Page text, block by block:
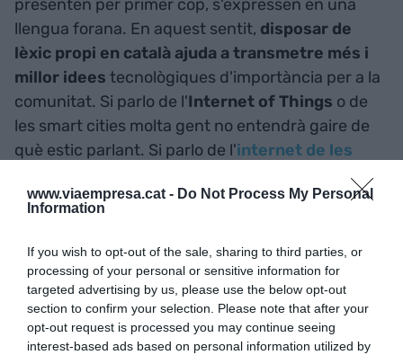
www.viaempresa.cat - Do Not Process My Personal
Information
If you wish to opt-out of the sale, sharing to third parties, or
processing of your personal or sensitive information for
targeted advertising by us, please use the below opt-out
section to confirm your selection. Please note that after your
opt-out request is processed you may continue seeing
interest-based ads based on personal information utilized by
presenten per primer cop, s'expressen en una
llengua forana. En aquest sentit, disposar de
lèxic propi en català ajuda a transmetre més i
millor idees tecnològiques d'importància per a la
comunitat. Si parlo de l'Internet of Things o de
les smart cities molta gent no entendrà gaire de
què estic parlant. Si parlo de l'internet de les
que es poden connectar o de la tecnologia
que fa possible lesciutats espavilades o
aquests conceptes s'incrementarà."
Per què 'compromís' per 'engagement'?
En casos concrets, quan la comissió d'experts no
va arribar a un consens a l'hora de cercar una